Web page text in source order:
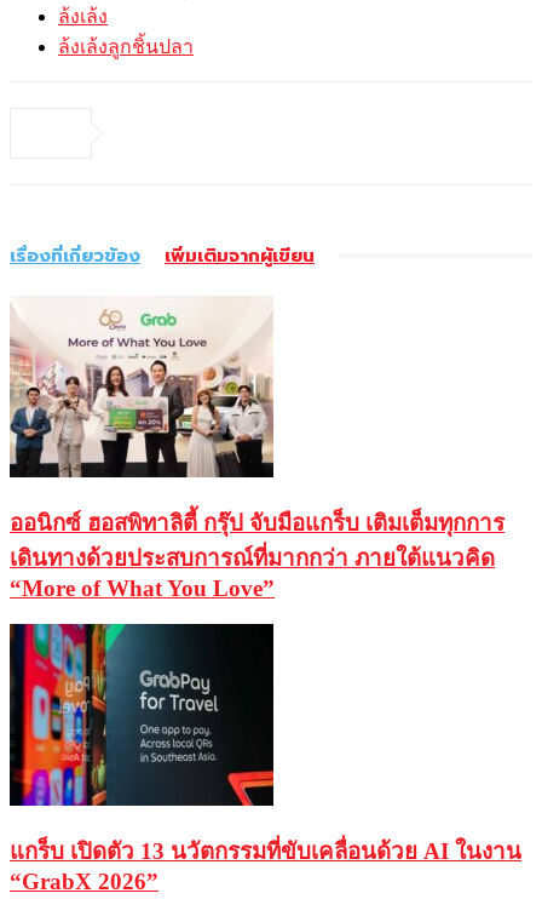
ล้งเล้ง
ล้งเล้งลูกชิ้นปลา
เรื่องที่เกี่ยวข้อง เพิ่มเติมจากผู้เขียน
ออนิกซ์ ฮอสพิทาลิตี้ กรุ๊ป จับมือแกร็บ เติมเต็มทุกการ
เดินทางด้วยประสบการณ์ที่มากกว่า ภายใต้แนวคิด
“More of What You Love”
แกร็บ เปิดตัว 13 นวัตกรรมที่ขับเคลื่อนด้วย AI ในงาน
“GrabX 2026”